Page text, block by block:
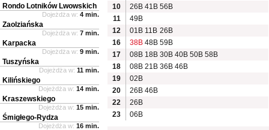
10
26B 41B 56B
11
49B
12
01B 11B 26B
16
38B 48B 59B
17
08B 18B 30B 40B 50B 58B
18
08B 21B 36B 46B
19
02B
20
26B 46B
22
26B
23
06B
Rondo Lotników Lwowskich
Dojeżdża w: 4 min.
Zaolziańska
Dojeżdża w: 7 min.
Karpacka
Dojeżdża w: 9 min.
Tuszyńska
Dojeżdża w: 11 min.
Kilińskiego
Dojeżdża w: 14 min.
Kraszewskiego
Dojeżdża w: 15 min.
Śmigłego-Rydza
Dojeżdża w: 16 min.